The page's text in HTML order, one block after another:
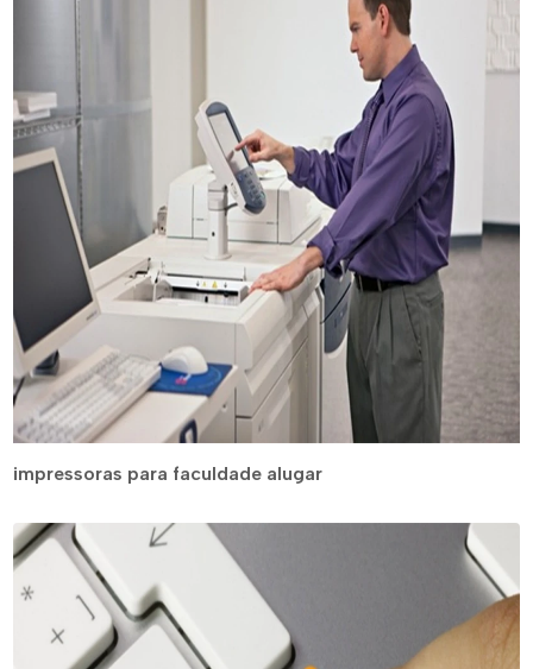
impressoras para faculdade alugar